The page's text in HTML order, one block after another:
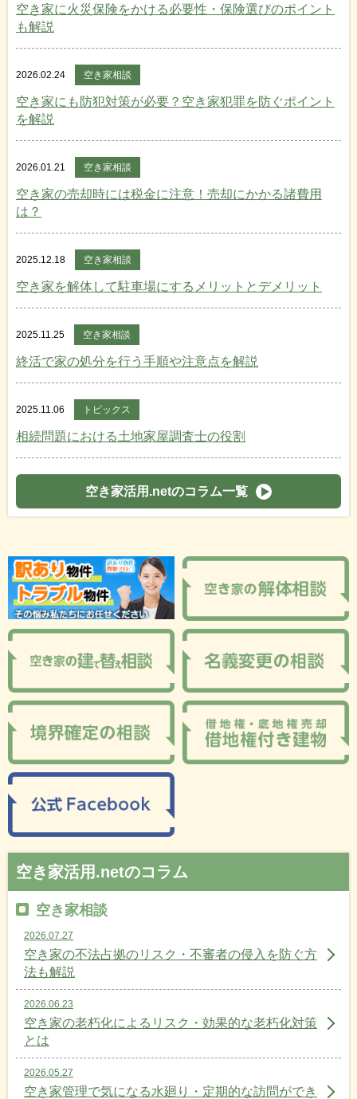
空き家に火災保険をかける必要性・保険選びのポイント
も解説
2026.02.24 空き家相談
空き家にも防犯対策が必要？空き家犯罪を防ぐポイント
を解説
2026.01.21 空き家相談
空き家の売却時には税金に注意！売却にかかる諸費用
は？
2025.12.18 空き家相談
空き家を解体して駐車場にするメリットとデメリット
2025.11.25 空き家相談
終活で家の処分を行う手順や注意点を解説
2025.11.06 トピックス
相続問題における土地家屋調査士の役割
空き家活用.netのコラム一覧
空き家活用.netのコラム
空き家相談
2026.07.27
空き家の不法占拠のリスク・不審者の侵入を防ぐ方
法も解説
2026.06.23
空き家の老朽化によるリスク・効果的な老朽化対策
とは
2026.05.27
空き家管理で気になる水廻り・定期的な訪問ができ